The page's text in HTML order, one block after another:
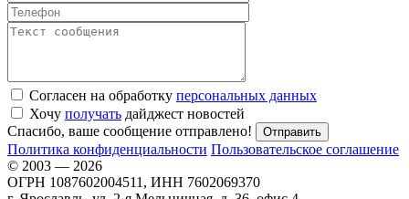
Согласен на обработку персональных данных
Хочу получать дайджест новостей
Спасибо, ваше сообщение отправлено!
Политика конфиденциальности Пользовательское соглашение
© 2003 — 2026
ОГРН 1087602004511, ИНН 7602069370